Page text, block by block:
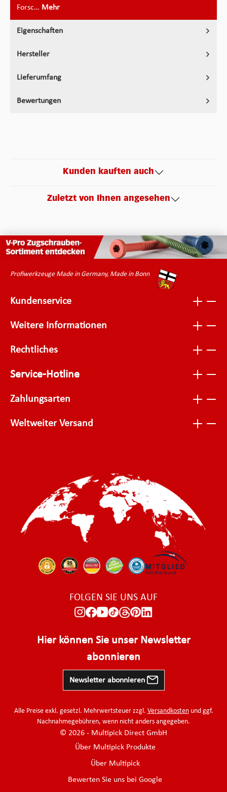
Forsc… Mehr
Eigenschaften
Hersteller
Lieferumfang
Bewertungen
Kunden kauften auch
Zuletzt von Ihnen angesehen
Profiwerkzeuge Made in Germany, Made in Bonn
Kundenservice
Weitere Informationen
Rechtliches
Service-Hotline
Zahlungsarten
Weltweiter Versand
FOLGEN SIE UNS AUF
Hier können Sie unser Newsletter
abonnieren
Newsletter abonnieren
Alle Preise exkl. gesetzl. Mehrwertsteuer zzgl. Versandkostenund ggf.
Nachnahmegebühren, wenn nicht anders angegeben.
© 2026 - Multipick Direct GmbH
Über Multipick Produkte
Über Multipick
Bewerten Sie uns bei Google